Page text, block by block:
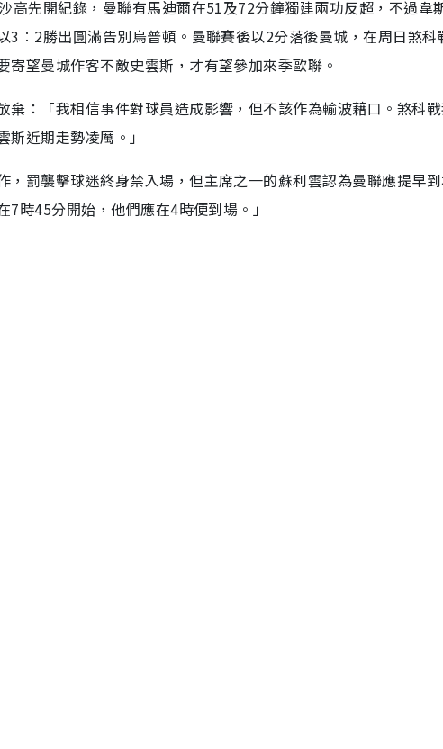
高先開紀錄，曼聯有馬迪爾在51及72分鐘獨建兩功反超，不過韋
3︰2勝出圓滿告別烏普頓。曼聯賽後以2分落後曼城，在周日煞
寄望曼城作客不敵史雲斯，才有望參加來季歐聯。
棄：「我相信事件對球員造成影響，但不該作為輸波藉口。煞科
近期走勢凌厲。」
，罰襲擊球迷終身禁入場，但主席之一的蘇利雲認為曼聯應提早
7時45分開始，他們應在4時便到場。」